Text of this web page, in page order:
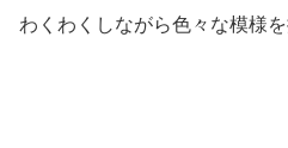
わくわくしながら色々な模様